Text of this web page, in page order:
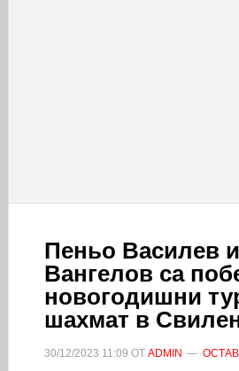
Пеньо Василев
Вангелов са
новогодишни
шахмат в
30/12/2023 11:09 ОТ ADMIN